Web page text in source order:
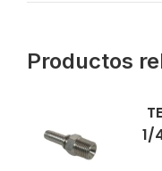
Productos
1/